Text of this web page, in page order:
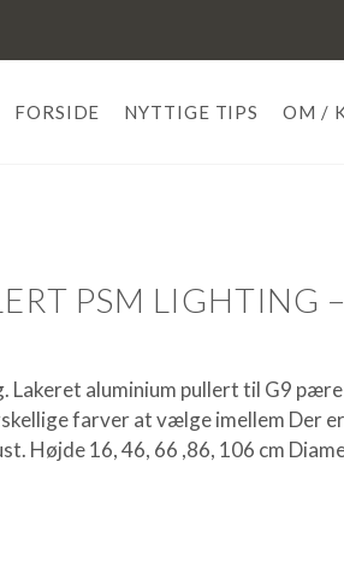
FORSIDE NYTTIGE TIPS OM /
PSM LIGHTING –
Lakeret aluminium pullert til G9
farver at vælge imellem Der
Højde 16, 46, 66 ,86, 106 cm